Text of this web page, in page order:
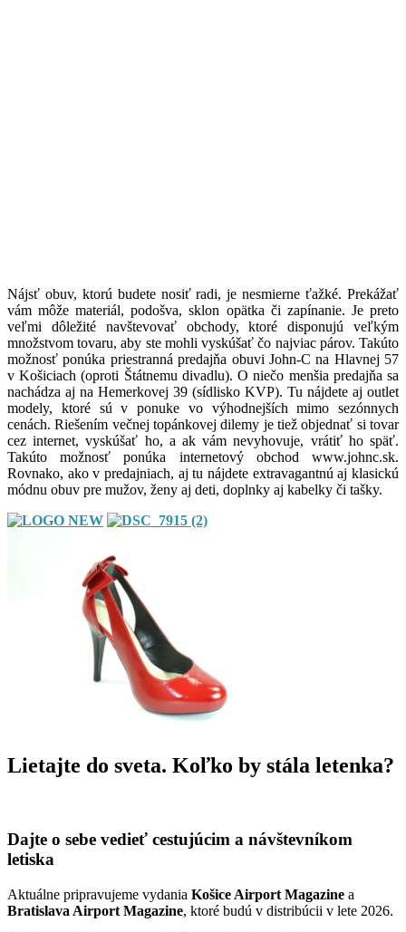
Nájsť obuv, ktorú budete nosiť radi, je nesmierne ťažké. Prekážať
vám môže materiál, podošva, sklon opätka či zapínanie. Je preto
veľmi dôležité navštevovať obchody, ktoré disponujú veľkým
množstvom tovaru, aby ste mohli vyskúšať čo najviac párov. Takúto
možnosť ponúka priestranná predajňa obuvi John-C na Hlavnej 57
v Košiciach (oproti Štátnemu divadlu). O niečo menšia predajňa sa
nachádza aj na Hemerkovej 39 (sídlisko KVP). Tu nájdete aj outlet
modely, ktoré sú v ponuke vo výhodnejších mimo sezónnych
cenách. Riešením večnej topánkovej dilemy je tiež objednať si tovar
cez internet, vyskúšať ho, a ak vám nevyhovuje, vrátiť ho späť.
Takúto možnosť ponúka internetový obchod www.johnc.sk.
Rovnako, ako v predajniach, aj tu nájdete extravagantnú aj klasickú
módnu obuv pre mužov, ženy aj deti, doplnky aj kabelky či tašky.
Lietajte do sveta. Koľko by stála letenka?
Dajte o sebe vedieť cestujúcim a návštevníkom
letiska
Aktuálne pripravujeme vydania Košice Airport Magazine a
Bratislava Airport Magazine, ktoré budú v distribúcii v lete 2026.